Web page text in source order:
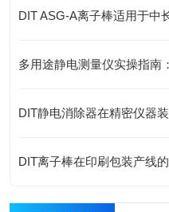
DIT ASG-A离子棒适用于中
DIT静电消除器在精密仪器